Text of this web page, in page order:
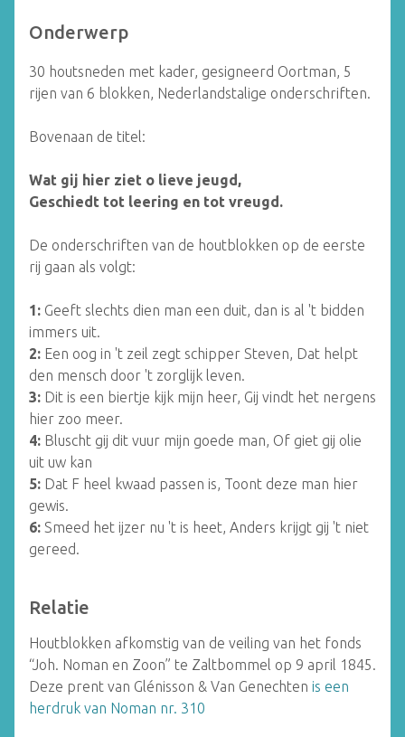
Onderwerp
30 houtsneden met kader, gesigneerd Oortman, 5
rijen van 6 blokken, Nederlandstalige onderschriften.
Bovenaan de titel:
Wat gij hier ziet o lieve jeugd,
Geschiedt tot leering en tot vreugd.
De onderschriften van de houtblokken op de eerste
rij gaan als volgt:
1: Geeft slechts dien man een duit, dan is al 't bidden
immers uit.
2: Een oog in 't zeil zegt schipper Steven, Dat helpt
den mensch door 't zorglijk leven.
3: Dit is een biertje kijk mijn heer, Gij vindt het nergens
hier zoo meer.
4: Bluscht gij dit vuur mijn goede man, Of giet gij olie
uit uw kan
5: Dat F heel kwaad passen is, Toont deze man hier
gewis.
6: Smeed het ijzer nu 't is heet, Anders krijgt gij 't niet
gereed.
Relatie
Houtblokken afkomstig van de veiling van het fonds
“Joh. Noman en Zoon” te Zaltbommel op 9 april 1845.
Deze prent van Glénisson & Van Genechten is een
herdruk van Noman nr. 310